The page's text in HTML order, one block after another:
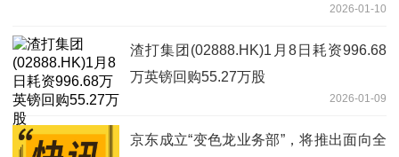
2026-01-10
渣打集团(02888.HK)1月8日耗资996.68
万英镑回购55.27万股
2026-01-09
京东成立“变色龙业务部”，将推出面向全